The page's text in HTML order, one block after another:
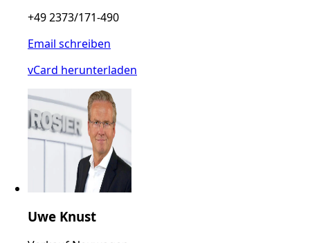
+49 2373/171-490
Email schreiben
vCard herunterladen
Uwe Knust